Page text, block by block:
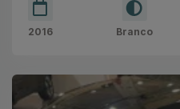
2016 Branco